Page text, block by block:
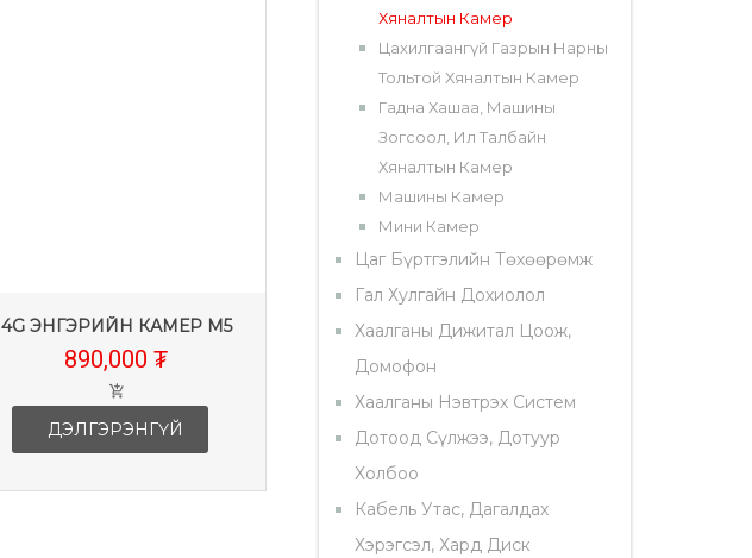
4G ЭНГЭРИЙН КАМЕР M5
890,000 ₮
ДЭЛГЭРЭНГҮЙ
TEXTEE BICHEEREI
ДЭЛГЭРЭНГҮЙ
Хяналтын Камер
Цахилгаангүй Газрын Нарны
Тольтой Хяналтын Камер
Гадна Хашаа, Машины
Зогсоол, Ил Талбайн
Хяналтын Камер
Машины Камер
Мини Камер
Цаг Бүртгэлийн Төхөөрөмж
Гал Хулгайн Дохиолол
Хаалганы Дижитал Цоож,
Домофон
Хаалганы Нэвтрэх Систем
Дотоод Сүлжээ, Дотуур
Холбоо
Кабель Утас, Дагалдах
Хэрэгсэл, Хард Диск